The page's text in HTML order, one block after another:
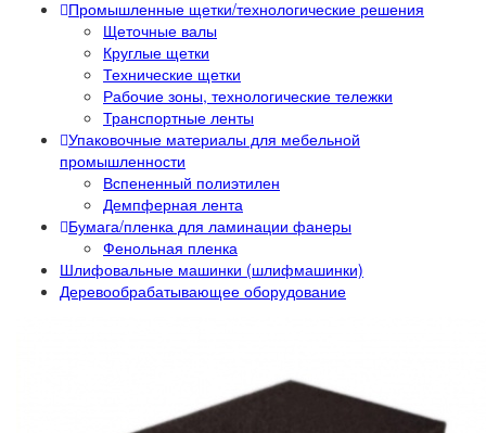
Промышленные щетки/технологические решения
Щеточные валы
Круглые щетки
Технические щетки
Рабочие зоны, технологические тележки
Транспортные ленты
Упаковочные материалы для мебельной
промышленности
Вспененный полиэтилен
Демпферная лента
Бумага/пленка для ламинации фанеры
Фенольная пленка
Шлифовальные машинки (шлифмашинки)
Деревообрабатывающее оборудование